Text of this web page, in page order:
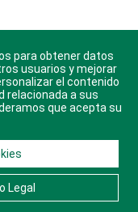
Android, iOS y
reservados.
Contacto
Diario Libre
para obtener datos
usuarios y mejorar
el contenido
relacionada a sus
que acepta su
Legal